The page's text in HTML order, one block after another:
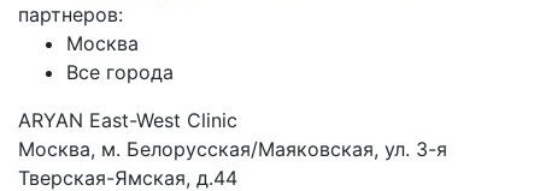
партнеров:
Москва
Все города
ARYAN East-West Clinic
Москва, м. Белорусская/Маяковская, ул. 3-я
Тверская-Ямская, д.44